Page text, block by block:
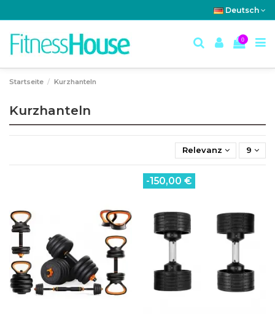
Deutsch
0
Startseite Kurzhanteln
Kurzhanteln
Relevanz 9
-150,00 €